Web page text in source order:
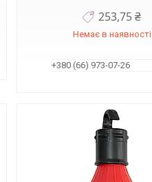
253,75 ₴
Немає в наявності
+380 (66) 973-07-26